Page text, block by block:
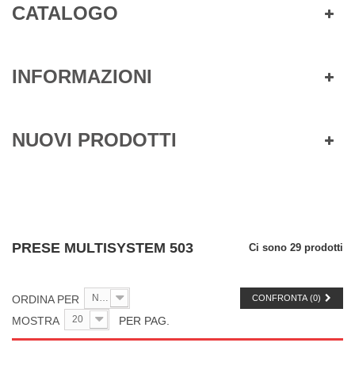
CATALOGO
INFORMAZIONI
NUOVI PRODOTTI
PRESE MULTISYSTEM 503 Ci sono 29 prodotti
CONFRONTA (0)
ORDINA PER Nome prod: A - Z
MOSTRA 20 PER PAG.